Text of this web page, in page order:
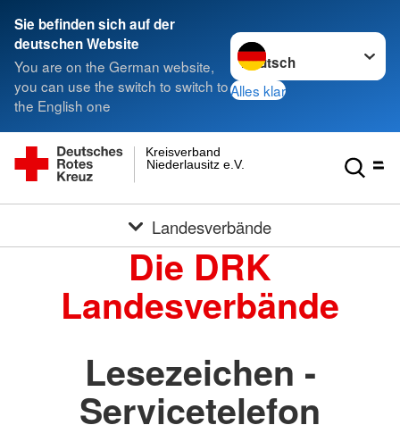
Sie befinden sich auf der
deutschen Website
You are on the German website,
you can use the switch to switch to
the English one
Sprache wechseln zu
Alles klar
Niederlausitz e.V.
Kreisverband
Landesverbände
Die DRK
Landesverbände
Lesezeichen -
Servicetelefon